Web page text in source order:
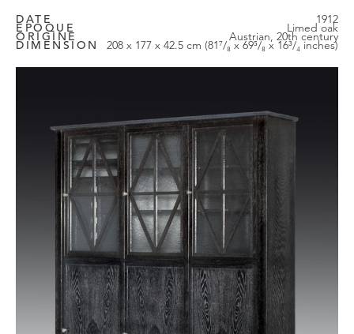
DATE 1912
EPOQUE Limed oak
ORIGINE Austrian, 20th century
DIMENSION 208 x 177 x 42.5 cm (81⁷/₈ x 69⁵/₈ x 16³/₄ inches)